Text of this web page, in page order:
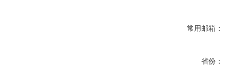
常用邮箱：
省份：